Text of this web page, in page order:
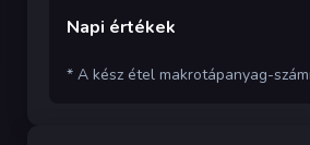
Napi értékek
* A kész étel makrotápanyag-